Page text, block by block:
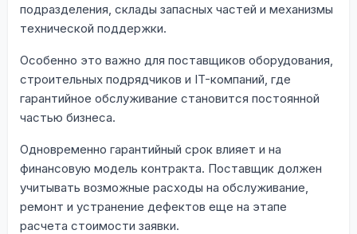
подразделения, склады запасных частей и механизмы
технической поддержки.
Особенно это важно для поставщиков оборудования,
строительных подрядчиков и IT-компаний, где
гарантийное обслуживание становится постоянной
частью бизнеса.
Одновременно гарантийный срок влияет и на
финансовую модель контракта. Поставщик должен
учитывать возможные расходы на обслуживание,
ремонт и устранение дефектов еще на этапе
расчета стоимости заявки.